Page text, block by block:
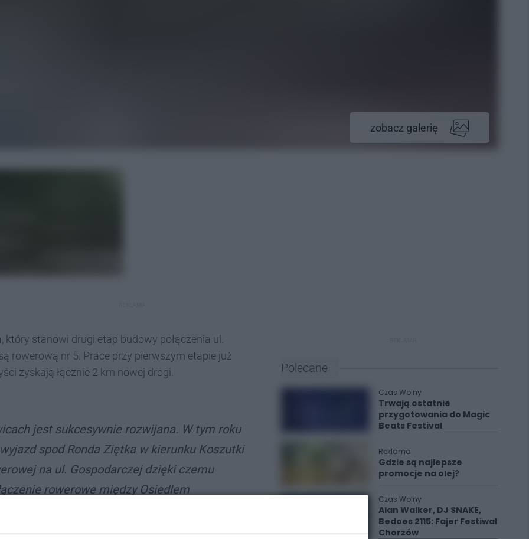
zobacz galerię
stanowi drugi etap budowy połączenia ul.
rowerową nr 5. Prace przy pierwszym etapie już
zyskają łącznie 2 km nowej drogi.
jest sukcesywnie rozwijana. W tym roku
spod Ronda Ziętka w kierunku Koszutki
na ul. Gospodarczej dzięki czemu
rowerowe między Osiedlem
a Nikiszowcem i dalej w kierunku
brakujące fragmenty infrastruktury
Polecane
Czas Wolny
Trwają ostatnie
przygotowania do Magic
Beats Festival
Reklama
Gdzie są najlepsze
promocje na olej?
Czas Wolny
Alan Walker, DJ SNAKE,
Bedoes 2115: Fajer Festiwal
Chorzów